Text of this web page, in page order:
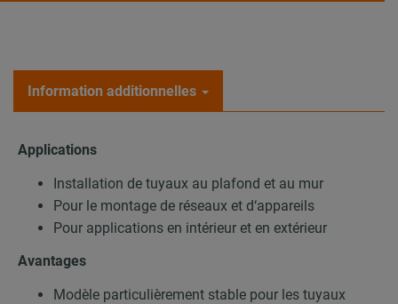
Information additionnelles
Applications
Installation de tuyaux au plafond et au mur
Pour le montage de réseaux et d‘appareils
Pour applications en intérieur et en extérieur
Avantages
Modèle particulièrement stable pour les tuyaux